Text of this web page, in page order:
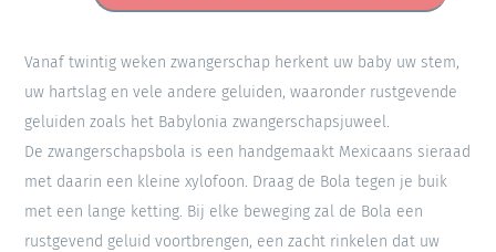
Vanaf twintig weken zwangerschap herkent uw baby uw stem,
uw hartslag en vele andere geluiden, waaronder rustgevende
geluiden zoals het Babylonia zwangerschapsjuweel.
De zwangerschapsbola is een handgemaakt Mexicaans sieraad
met daarin een kleine xylofoon. Draag de Bola tegen je buik
met een lange ketting. Bij elke beweging zal de Bola een
rustgevend geluid voortbrengen, een zacht rinkelen dat uw